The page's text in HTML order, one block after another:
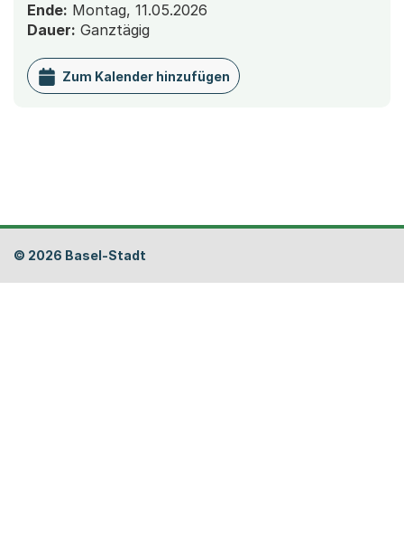
Ende: Montag, 11.05.2026
Dauer: Ganztägig
Zum Kalender hinzufügen
Fusszeile
© 2026 Basel-Stadt